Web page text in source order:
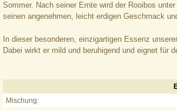
Sommer. Nach seiner Ernte wird der Rooibos
seinen angenehmen, leicht erdigen Geschmack
In dieser besonderen, einzigartigen Essenz
Dabei wirkt er mild und beruhigend und eignet für
Rooibos – Rotbusch Tee - Eigenschaften
Mischung: